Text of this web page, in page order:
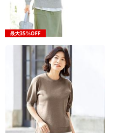
最大35％OFF